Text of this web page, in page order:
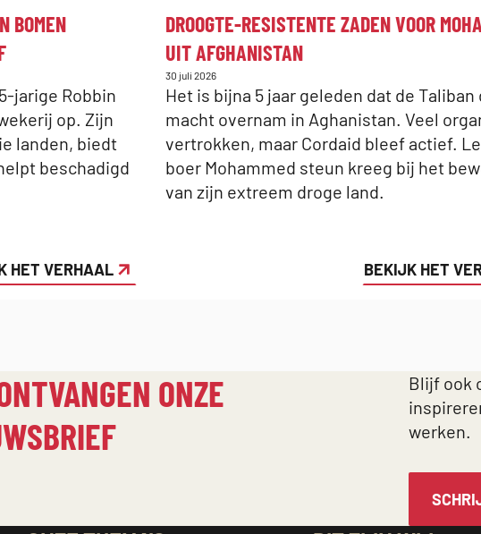
BOMEN
jarige Robbin
op. Zijn
landen, biedt
beschadigd
HET VERHAAL
:
DROOGTE-RESISTENTE ZADEN VOOR
UIT AFGHANISTAN
Gepubliceerd
op:
30 juli 2026
Het is bijna 5 jaar geleden dat de Taliban
macht overnam in Aghanistan. Veel
vertrokken, maar Cordaid bleef actief.
boer Mohammed steun kreeg bij het
van zijn extreem droge land.
BEKIJK HET
ONZE
Blijf ook
werken.